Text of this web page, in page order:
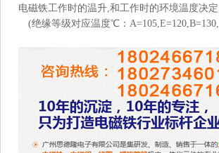
电磁铁工作时的温升,和工作时的环境温度决
(绝缘等级对应温度℃：